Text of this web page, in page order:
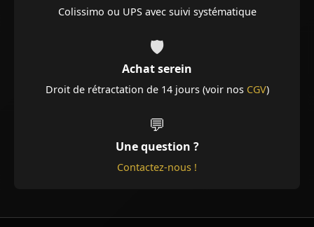
Colissimo ou UPS avec suivi systématique
🛡️
Achat serein
Droit de rétractation de 14 jours (voir nos CGV)
💬
Une question ?
Contactez-nous !